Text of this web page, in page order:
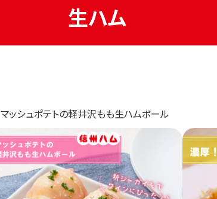
生ハム
マッシュポテトの軽井沢もも生ハムボール